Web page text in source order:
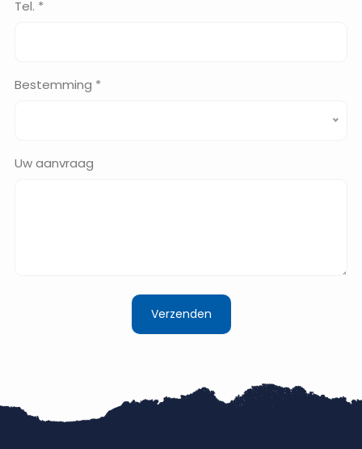
Tel. *
Bestemming *
Uw aanvraag